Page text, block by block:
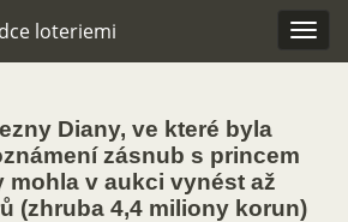
loteriemi
Diany, ve které byla
zásnub s princem
mohla v aukci vynést až
(zhruba 4,4 miliony korun)